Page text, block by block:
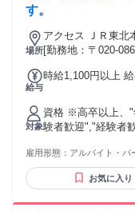
す。
場所
アクセス ＪＲ東北
岩手飯岡東口徒歩
[勤務地：〒020-
給与
対象
資格 ※高卒以上、
験者歓迎","経験者
雇用形態： アルバイト・パ
お気に入り